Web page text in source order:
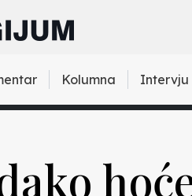
Kolumna Intervju